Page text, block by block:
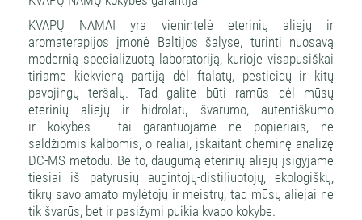
KVAPŲ NAMAI yra vienintelė eterinių aliejų ir
aromaterapijos įmonė Baltijos šalyse, turinti nuosavą
modernią specializuotą laboratoriją, kurioje visapusiškai
tiriame kiekvieną partiją dėl ftalatų, pesticidų ir kitų
pavojingų teršalų. Tad galite būti ramūs dėl mūsų
eterinių aliejų ir hidrolatų švarumo, autentiškumo
ir kokybės - tai garantuojame ne popieriais, ne
saldžiomis kalbomis, o realiai, įskaitant cheminę analizę
DC-MS metodu. Be to, daugumą eterinių aliejų įsigyjame
tiesiai iš patyrusių augintojų-distiliuotojų, ekologiškų,
tikrų savo amato mylėtojų ir meistrų, tad mūsų aliejai ne
tik švarūs, bet ir pasižymi puikia kvapo kokybe.